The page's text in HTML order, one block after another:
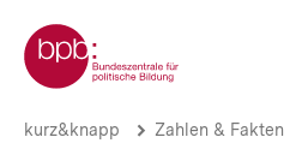
zum
Seiteninhalt
springen
Zur Startseite der bpb
Bevölkerung
Brotkrümelnavigation
kurz&knapp Zahlen & Fakten